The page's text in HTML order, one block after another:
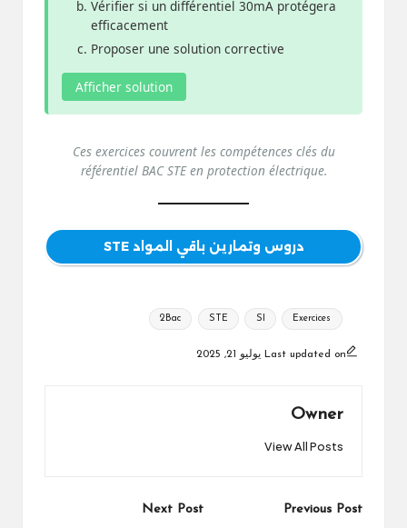
Vérifier si un différentiel 30mA protégera
efficacement
Proposer une solution corrective
Afficher solution
Ces exercices couvrent les compétences clés du
référentiel BAC STE en protection électrique.
دروس وتمارين باقي المواد STE
Tags:
2Bac STE SI Exercices
Last updated on يوليو 21, 2025
Owner
View All Posts
Post
Previous Post
Next Post